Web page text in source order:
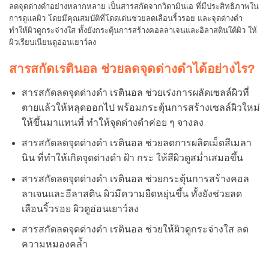
ลดจุดด่างดำอย่างหลากหลาย เป็นสารสกัดจากวิตามินเอ ที่มีประสิทธิภาพใน
การดูแลผิว โดยมีคุณสมบัติที่โดดเด่นช่วยลดเลือนริ้วรอย และจุดด่างดำ
ทำให้ผิวดูกระจ่างใส ทั้งยังกระตุ้นการสร้างคอลลาเจนและอิลาสตินใต้ผิว ให้
ผิวเรียบเนียนดูอ่อนเยาว์ลง
สารสกัดเรตินอล ช่วยลดจุดด่างดำได้อย่างไร?
สารสกัดลดจุดด่างดำ เรตินอล ช่วยเร่งการผลัดเซลล์ผิวที่
ตายแล้วให้หลุดออกไป พร้อมกระตุ้นการสร้างเซลล์ผิวใหม่
ให้ขึ้นมาแทนที่ ทำให้จุดด่างดำค่อย ๆ จางลง
สารสกัดลดจุดด่างดำ เรตินอล ช่วยลดการผลิตเม็ดสีเมลา
นิน ที่ทำให้เกิดจุดด่างดำ ฝ้า กระ ให้สีผิวดูสม่ำเสมอขึ้น
สารสกัดลดจุดด่างดำ เรตินอล ช่วยกระตุ้นการสร้างคอล
ลาเจนและอีลาสติน ผิวมีความยืดหยุ่นขึ้น ทั้งยังช่วยลด
เลือนริ้วรอย ผิวดูอ่อนเยาว์ลง
สารสกัดลดจุดด่างดำ เรตินอล ช่วยให้ผิวดูกระจ่างใส ลด
ความหมองคล้ำ